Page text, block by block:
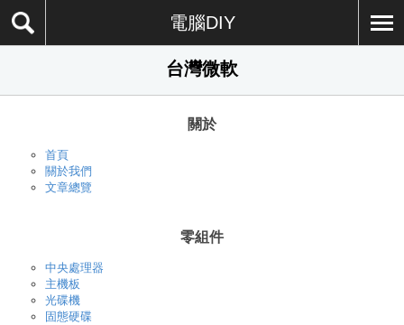
電腦DIY
台灣微軟
關於
首頁
關於我們
文章總覽
零組件
中央處理器
主機板
光碟機
固態硬碟